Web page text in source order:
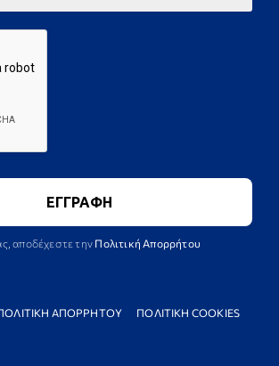
αποδέχεστε την Πολιτική Απορρήτου
ΑΠΟΡΡΗΤΟΥ ΠΟΛΙΤΙΚΗ COOKIES